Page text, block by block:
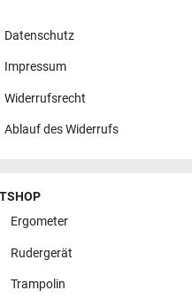
Datenschutz
Impressum
Widerrufsrecht
Ablauf des Widerrufs
Ergometer
Rudergerät
Trampolin